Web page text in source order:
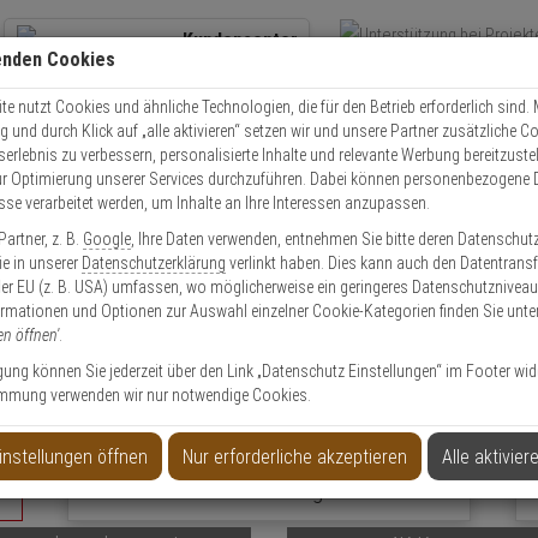
Kundencenter
Kontaktservice nutzen
Mo. - Do.: 8:00 - 16:30 Fr. 8:00 - 14:00 Uhr
Zutritt Einbruch
Professionelle Überwachungskameras
Kameraüberwachung für Firmen, Behörden &
Anwendung
Cookies
nutzt Cookies und ähnliche Technologien, die für den Betrieb erforderlich sind.
und durch Klick auf „alle aktivieren“ setzen wir und unsere Partner zusätzliche
zu verbessern, personalisierte Inhalte und relevante Werbung
Optimierung unserer Services durchzuführen. Dabei können personenbezogene
verarbeitet werden, um Inhalte an Ihre Interessen anzupassen.
z. B. Google , Ihre Daten verwenden, entnehmen Sie bitte deren
in unserer Datenschutzerklärung verlinkt haben. Dies kann auch den
EU (z. B. USA) umfassen, wo möglicherweise ein geringeres Datenschutzniveau
und Optionen zur Auswahl einzelner Cookie-Kategorien finden Sie
öffnen'.
können Sie jederzeit über den Link „Datenschutz Einstellungen“ im Footer
verwenden wir nur notwendige Cookies.
öffnen Nur erforderliche akzeptieren Alle